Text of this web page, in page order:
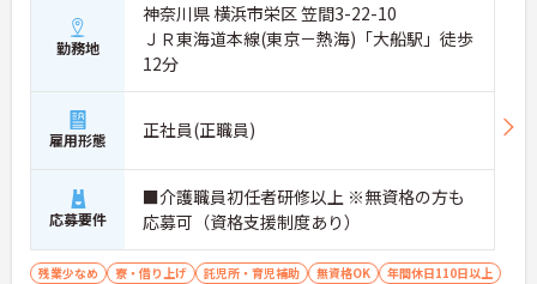
勤務地
神奈川県 横浜市栄区 笠間3-22-10
ＪＲ東海道本線(東京－熱海)「大船駅」徒歩
12分
雇用形態 正社員(正職員)
応募要件
■介護職員初任者研修以上 ※無資格の方も
応募可（資格支援制度あり）
残業少なめ 寮・借り上げ 託児所・育児補助 無資格OK
年間休日110日以上